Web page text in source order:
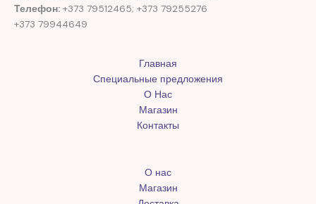
Телефон: +373 79512465; +373 79255276
+373 79944649
Главная
Специальные предложения
О Нас
Магазин
Контакты
О нас
Магазин